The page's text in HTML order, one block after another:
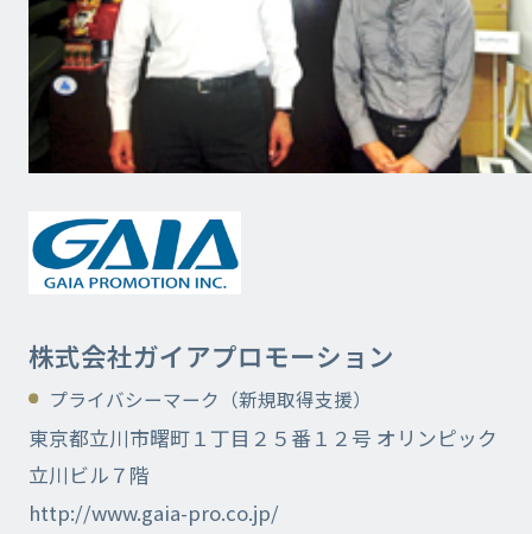
株式会社ガイアプロモーション
プライバシーマーク（新規取得支援）
東京都立川市曙町１丁目２５番１２号 オリンピック
立川ビル７階
http://www.gaia-pro.co.jp/